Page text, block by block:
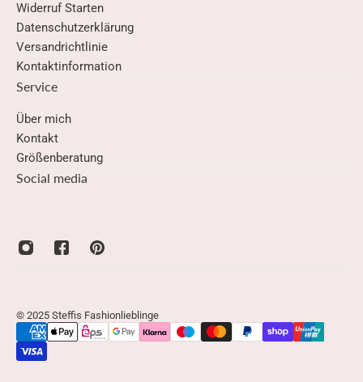
Widerruf Starten
Datenschutzerklärung
Versandrichtlinie
Kontaktinformation
Service
Über mich
Kontakt
Größenberatung
Social media
© 2025 Steffis Fashionlieblinge